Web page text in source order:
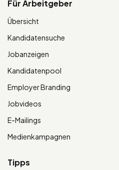
Für Arbeitgeber
Übersicht
Kandidatensuche
Jobanzeigen
Kandidatenpool
Employer Branding
Jobvideos
E-Mailings
Medienkampagnen
Tipps